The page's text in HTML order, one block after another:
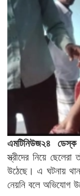
এমটিনিউজ২৪
স্ত্রীদের নিয়ে
উঠেছে। এ ঘটনায়
নেয়নি বলে অভিযোগ